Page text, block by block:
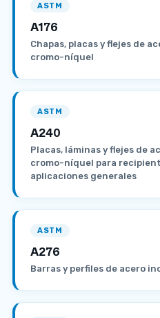
ASTM
A176
Chapas, placas y flejes de
cromo-níquel
ASTM
A240
Placas, láminas y flejes de
cromo-níquel para
aplicaciones generales
ASTM
A276
Barras y perfiles de acero